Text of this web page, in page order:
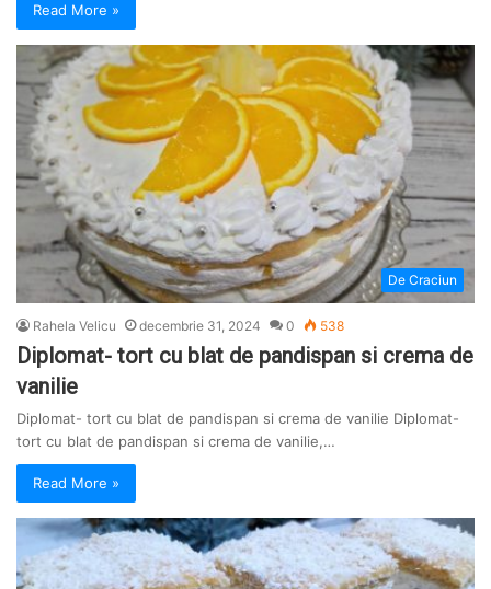
Read More »
De Craciun
Rahela Velicu decembrie 31, 2024 0 538
Diplomat- tort cu blat de pandispan si crema de
vanilie
Diplomat- tort cu blat de pandispan si crema de vanilie Diplomat-
tort cu blat de pandispan si crema de vanilie,…
Read More »